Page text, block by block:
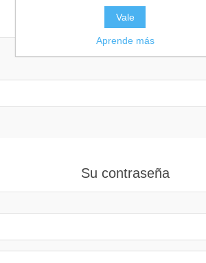
Opciones
Su contraseña
Vale
Aprende más